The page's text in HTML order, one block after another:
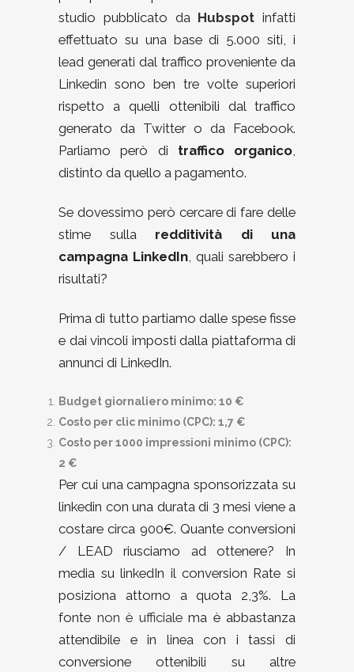
studio pubblicato da Hubspot infatti
effettuato su una base di 5.000 siti, i
lead generati dal traffico proveniente da
Linkedin sono ben tre volte superiori
rispetto a quelli ottenibili dal traffico
generato da Twitter o da Facebook.
Parliamo però di traffico organico
distinto da quello a pagamento.
Se dovessimo però cercare di fare delle
stime sulla redditività di una
campagna LinkedIn , quali sarebbero i
risultati?
Prima di tutto partiamo dalle spese fisse
e dai vincoli imposti dalla piattaforma di
annunci di LinkedIn.
Budget giornaliero minimo: 10 €
Costo per clic minimo (CPC): 1,7 €
Costo per 1000 impressioni minimo (CPC):
2 €
Per cui una campagna sponsorizzata su
linkedin con una durata di 3 mesi viene a
costare circa 900€. Quante conversioni
/ LEAD riusciamo ad ottenere? In
media su linkedIn il conversion Rate si
posiziona attorno a quota 2,3%. La
fonte non è ufficialema è abbastanza
attendibile e in linea con i tassi di
conversione ottenibili su altre